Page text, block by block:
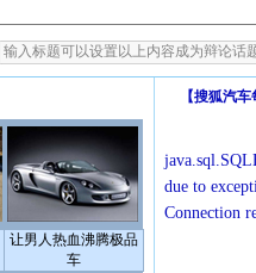
让男人热血沸腾极品
车
【搜狐汽车
due to
Connection